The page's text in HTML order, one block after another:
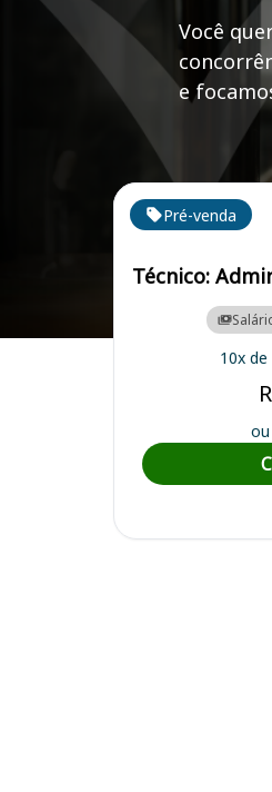
Você
e
Curso Preparatório para o Concurso
Cursos em destaque
Pré-venda
Técnico:
10x de
Cursos